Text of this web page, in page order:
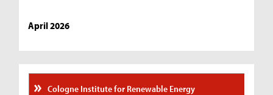
April 2026
Cologne Institute for Renewable Energy